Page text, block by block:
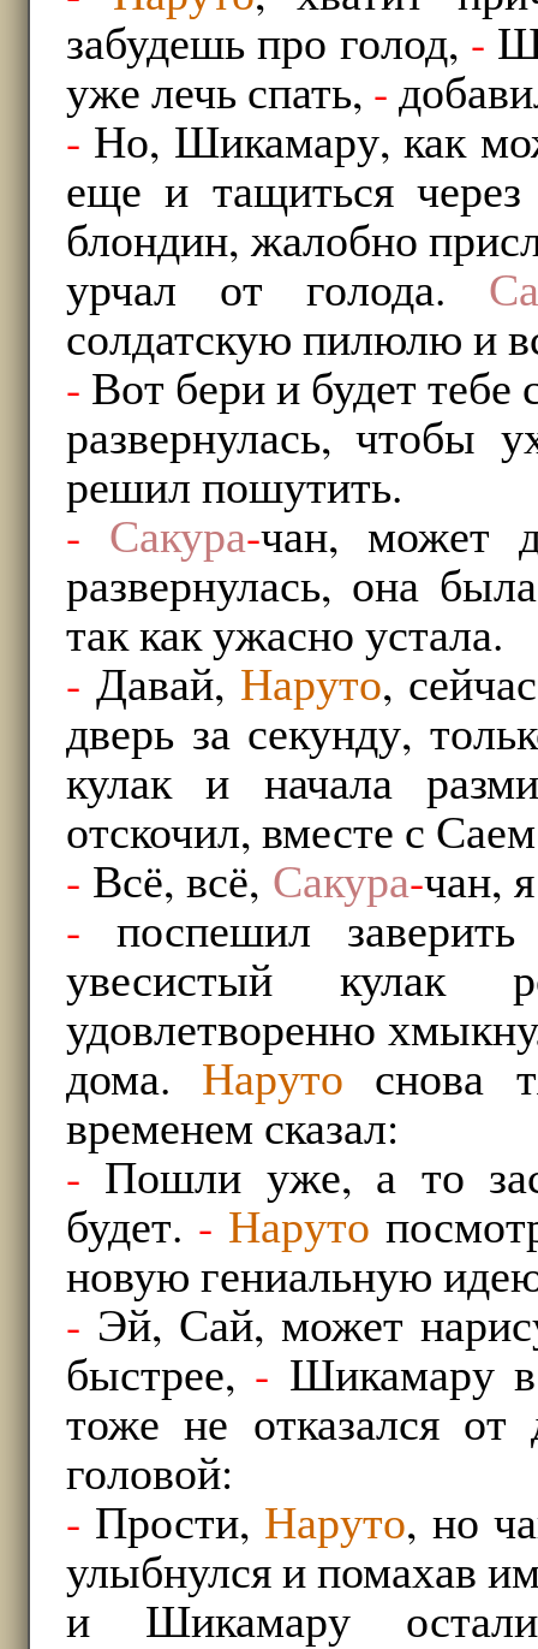
забудешь про голод, -
уже лечь спать, -
- Но, Шикамару, как
еще и тащиться
блондин, жалобно
урчал от голода.
солдатскую пилюлю и
- Вот бери и будет
развернулась, чтобы
решил пошутить.
- Сакура-чан, может
развернулась, она
так как ужасно устала.
- Давай, Наруто,
дверь за секунду,
кулак и начала
отскочил, вместе с
- Всё, всё, Сакура-чан,
- поспешил
увесистый кулак
удовлетворенно
дома. Наруто снова
временем сказал:
- Пошли уже, а то
будет. - Наруто
новую гениальную
- Эй, Сай, может
быстрее, - Шикамару
тоже не отказался
головой:
- Прости, Наруто, но
улыбнулся и помахав
и Шикамару